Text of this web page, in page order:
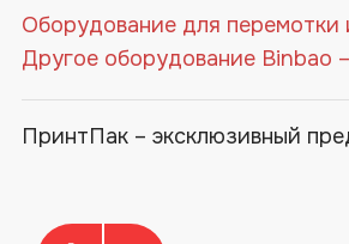
Оборудование для перемотки
Другое оборудование Binbao
ПринтПак – эксклюзивный